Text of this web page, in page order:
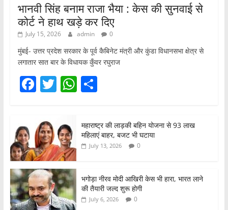
भानवी सिंह बनाम राजा भैया : केस की सुनवाई से
कोर्ट ने हाथ खड़े कर दिए
July 15, 2026 admin 0
मुंबई- उत्तर प्रदेश सरकार के पूर्व कैबिनेट मंत्री और कुंडा विधानसभा क्षेत्र से
लगातार सात बार के विधायक कुँवर रघुराज
F
c
e
b
o
o
k
T
er
W
s
A
p
S
ar
e
महाराष्ट्र की लाड़की बहिन योजना से 93 लाख
महिलाएं बाहर, बजट भी घटाया
July 13, 2026 0
भगोड़ा नीरव मोदी आखिरी केस भी हारा, भारत लाने
की तैयारी जल्द शुरू होगी
July 6, 2026 0